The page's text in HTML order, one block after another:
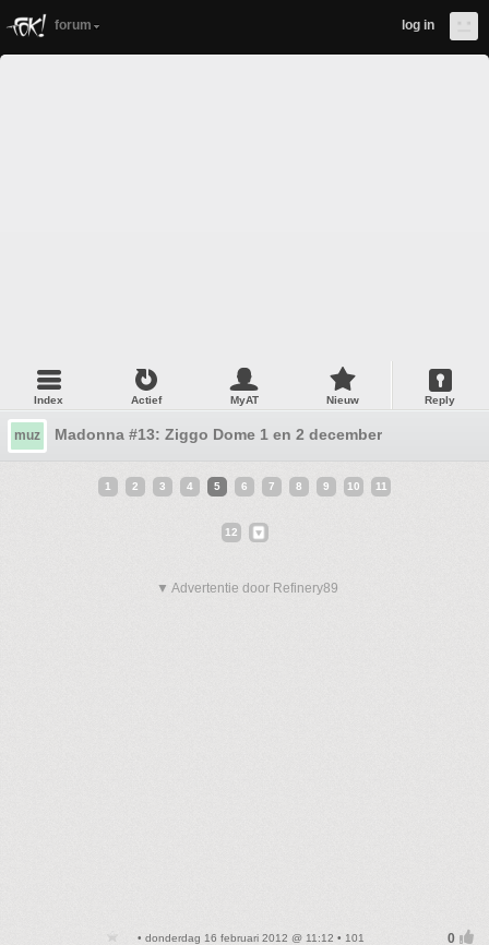
forum log in
Index Actief MyAT Nieuw Reply
muz Madonna #13: Ziggo Dome 1 en 2 december
1 2 3 4 5 6 7 8 9 10 11
12
▼ Advertentie door Refinery89
• donderdag 16 februari 2012 @ 11:12 • 101